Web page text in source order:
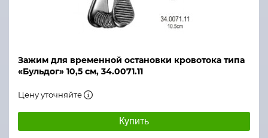
Зажим для временной остановки кровотока типа
«Бульдог» 10,5 см, 34.0071.11
Цену уточняйте
Купить